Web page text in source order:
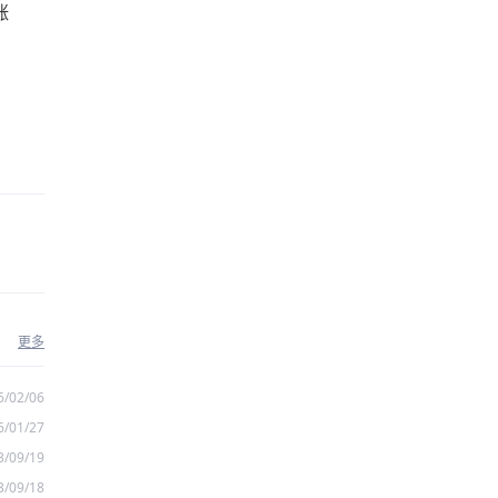
更多
02/06
01/27
09/19
09/18